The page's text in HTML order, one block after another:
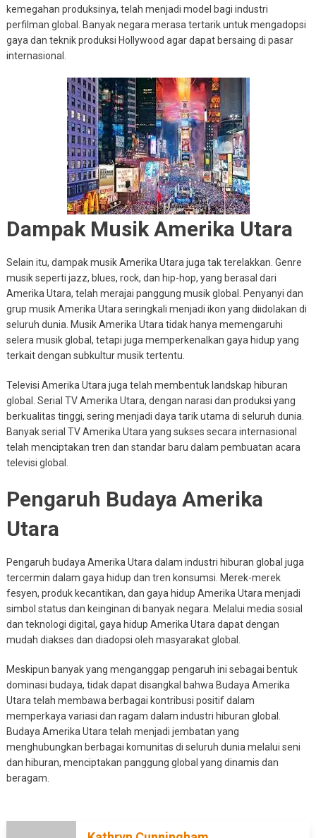
kemegahan produksinya, telah menjadi model bagi industri
perfilman global. Banyak negara merasa tertarik untuk mengadopsi
gaya dan teknik produksi Hollywood agar dapat bersaing di pasar
internasional.
Dampak Musik Amerika Utara
Selain itu, dampak musik Amerika Utara juga tak terelakkan. Genre
musik seperti jazz, blues, rock, dan hip-hop, yang berasal dari
Amerika Utara, telah merajai panggung musik global. Penyanyi dan
grup musik Amerika Utara seringkali menjadi ikon yang diidolakan di
seluruh dunia. Musik Amerika Utara tidak hanya memengaruhi
selera musik global, tetapi juga memperkenalkan gaya hidup yang
terkait dengan subkultur musik tertentu.
Televisi Amerika Utara juga telah membentuk landskap hiburan
global. Serial TV Amerika Utara, dengan narasi dan produksi yang
berkualitas tinggi, sering menjadi daya tarik utama di seluruh dunia.
Banyak serial TV Amerika Utara yang sukses secara internasional
telah menciptakan tren dan standar baru dalam pembuatan acara
televisi global.
Pengaruh Budaya Amerika
Utara
Pengaruh budaya Amerika Utara dalam industri hiburan global juga
tercermin dalam gaya hidup dan tren konsumsi. Merek-merek
fesyen, produk kecantikan, dan gaya hidup Amerika Utara menjadi
simbol status dan keinginan di banyak negara. Melalui media sosial
dan teknologi digital, gaya hidup Amerika Utara dapat dengan
mudah diakses dan diadopsi oleh masyarakat global.
Meskipun banyak yang menganggap pengaruh ini sebagai bentuk
dominasi budaya, tidak dapat disangkal bahwa Budaya Amerika
Utara telah membawa berbagai kontribusi positif dalam
memperkaya variasi dan ragam dalam industri hiburan global.
Budaya Amerika Utara telah menjadi jembatan yang
menghubungkan berbagai komunitas di seluruh dunia melalui seni
dan hiburan, menciptakan panggung global yang dinamis dan
beragam.